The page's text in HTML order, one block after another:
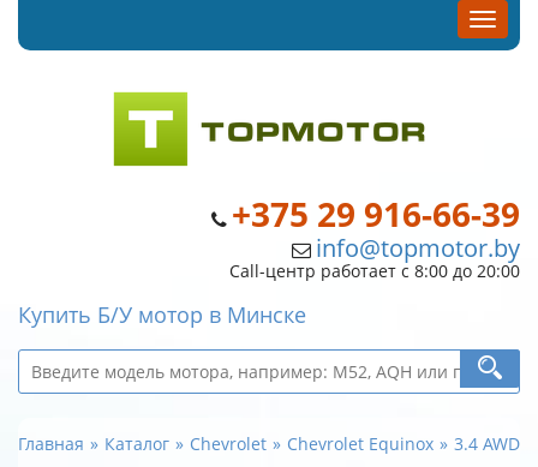
+375 29 916-66-39
info@topmotor.by
Call-центр работает с 8:00 до 20:00
Купить Б/У мотор в Минске
Главная Каталог Chevrolet Chevrolet Equinox 3.4 AWD